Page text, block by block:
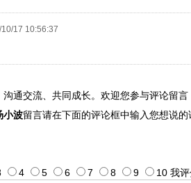
17 10:56:37
沟通交流、共同成长。欢迎您参与评论留言
小波留言请在下面的评论框中输入您想说的
4 5 6 7 8 9 10 我评